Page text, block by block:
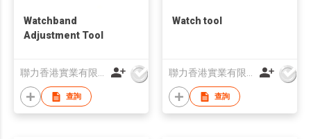
Watchband
Adjustment Tool
聯力香港實業有限公司
查詢
Watch tool
聯力香港實業有限公司
查詢